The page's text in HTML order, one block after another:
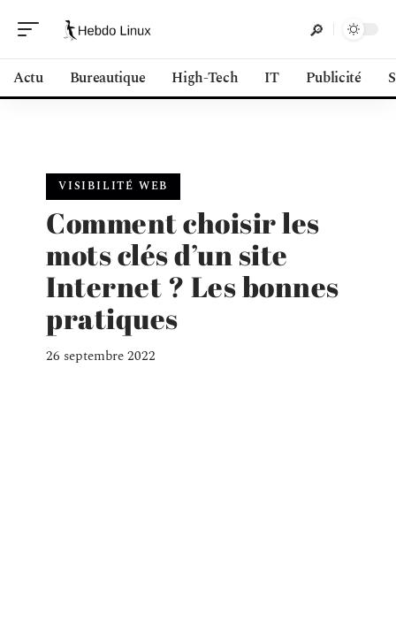
Actu Bureautique High-Tech IT Publicité
VISIBILITÉ WEB
Comment choisir les
mots clés d’un site
Internet ? Les bonnes
pratiques
26 septembre 2022